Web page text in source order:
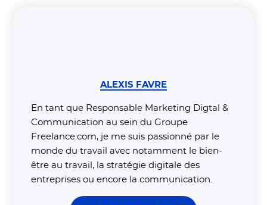
ALEXIS FAVRE
En tant que Responsable Marketing Digtal &
Communication au sein du Groupe
Freelance.com, je me suis passionné par le
monde du travail avec notamment le bien-
être au travail, la stratégie digitale des
entreprises ou encore la communication.